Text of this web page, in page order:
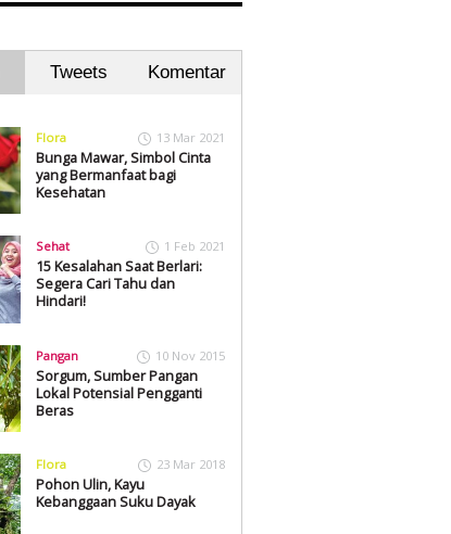
Tweets Komentar
Flora 13 Mar 2021
Bunga Mawar, Simbol Cinta
yang Bermanfaat bagi
Kesehatan
Sehat 1 Feb 2021
15 Kesalahan Saat Berlari:
Segera Cari Tahu dan
Hindari!
Pangan 10 Nov 2015
Sorgum, Sumber Pangan
Lokal Potensial Pengganti
Beras
Flora 23 Mar 2018
Pohon Ulin, Kayu
Kebanggaan Suku Dayak